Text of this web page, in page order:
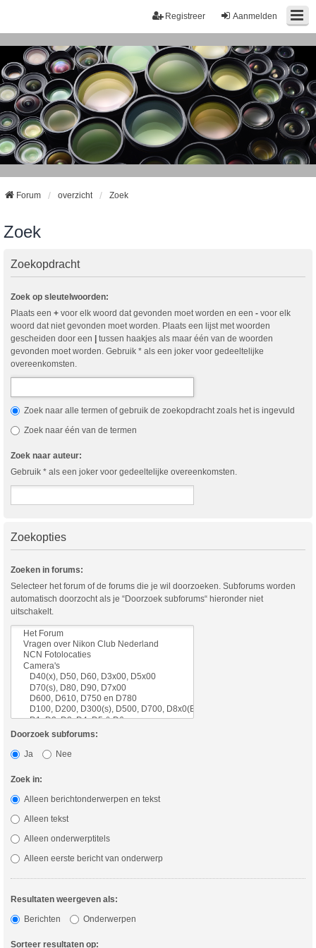
Aanmelden
Registreer
Forum overzicht Zoek
Zoek
Zoekopdracht
Zoek op sleutelwoorden:
Plaats een + voor elk woord dat gevonden moet worden en een - voor elk
woord dat niet gevonden moet worden. Plaats een lijst met woorden
gescheiden door een | tussen haakjes als maar één van de woorden
gevonden moet worden. Gebruik * als een joker voor gedeeltelijke
overeenkomsten.
Zoek naar alle termen of gebruik de zoekopdracht zoals het is ingevuld
Zoek naar één van de termen
Zoek naar auteur:
Gebruik * als een joker voor gedeeltelijke overeenkomsten.
Zoekopties
Zoeken in forums:
Selecteer het forum of de forums die je wil doorzoeken. Subforums worden
automatisch doorzocht als je “Doorzoek subforums“ hieronder niet
uitschakelt.
Doorzoek subforums:
Ja
Nee
Zoek in:
Alleen berichtonderwerpen en tekst
Alleen tekst
Alleen onderwerptitels
Alleen eerste bericht van onderwerp
Resultaten weergeven als:
Berichten
Onderwerpen
Sorteer resultaten op: